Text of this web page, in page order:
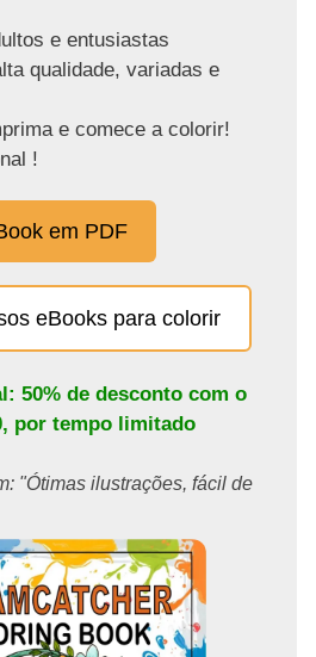
e entusiastas
qualidade, variadas e
e comece a colorir!
!
em PDF
eBooks para colorir
50% de desconto com o
, por tempo limitado
"Ótimas ilustrações, fácil de